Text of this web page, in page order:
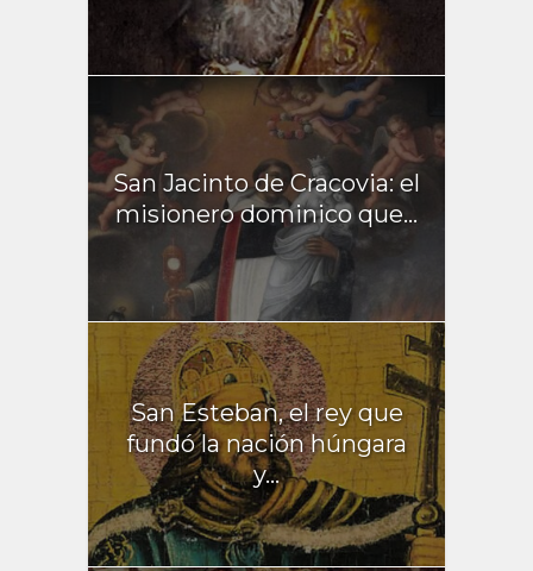
San Jacinto de Cracovia: el
misionero dominico que...
San Esteban, el rey que
fundó la nación húngara
y...